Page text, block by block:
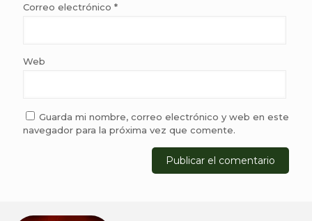
Correo electrónico *
Web
Guarda mi nombre, correo electrónico y web en este
navegador para la próxima vez que comente.